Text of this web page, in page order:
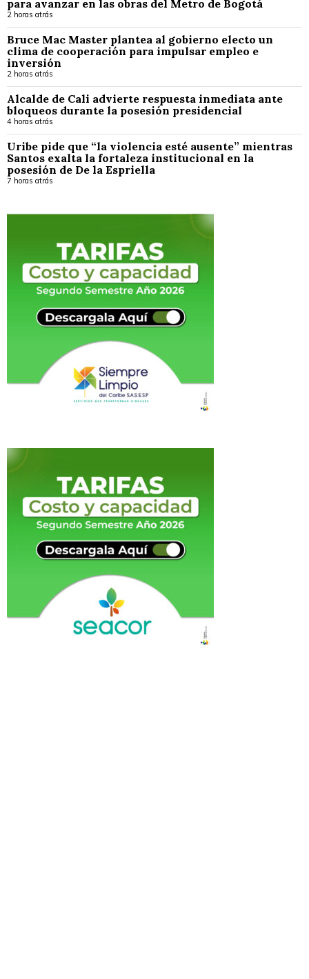
para avanzar en las obras del Metro de Bogotá
2 horas atrás
Bruce Mac Master plantea al gobierno electo un
clima de cooperación para impulsar empleo e
inversión
2 horas atrás
Alcalde de Cali advierte respuesta inmediata ante
bloqueos durante la posesión presidencial
4 horas atrás
Uribe pide que “la violencia esté ausente” mientras
Santos exalta la fortaleza institucional en la
posesión de De la Espriella
7 horas atrás